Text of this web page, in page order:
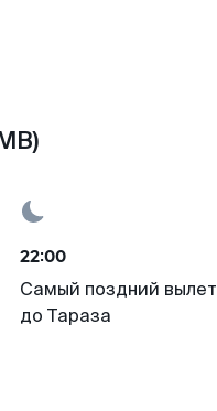
22:00
Самый поздний вылет
до Тараза